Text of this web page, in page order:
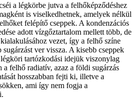
a légkörbe jutva a felhőképződéshez
is viselkedhetnek, amelyek nélkül
felépítő cseppek. A kondenzációs
adott vízgőztartalom mellett több, de
vezet, így a felhő színe
ver vissza. A kisebb cseppek
tartózkodási idejük viszonylag
a felhő radiatív, azaz a földi sugárzás
hosszabban fejti ki, illetve a
ami így nem fogja a